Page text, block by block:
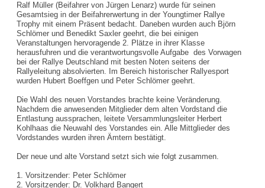
Ralf Müller (Beifahrer von Jürgen Lenarz) wurde für seinen
Gesamtsieg in der Beifahrerwertung in der Youngtimer Rallye
Trophy mit einem Präsent bedacht. Daneben wurden auch Björn
Schlömer und Benedikt Saxler geehrt, die bei einigen
Veranstaltungen hervoragende 2. Plätze in ihrer Klasse
herausfuhren und die verantwortungsvolle Aufgabe des Vorwagen
bei der Rallye Deutschland mit besten Noten seitens der
Rallyeleitung absolvierten. Im Bereich historischer Rallyesport
wurden Hubert Boeffgen und Peter Schlömer geehrt.
Die Wahl des neuen Vorstandes brachte keine Veränderung.
Nachdem die anwesenden Mitglieder dem alten Vordstand die
Entlastung aussprachen, leitete Versammlungsleiter Herbert
Kohlhaas die Neuwahl des Vorstandes ein. Alle Mittglieder des
Vordstandes wurden ihren Ämtern bestätigt.
Der neue und alte Vorstand setzt sich wie folgt zusammen.
1. Vorsitzender: Peter Schlömer
2. Vorsitzender: Dr. Volkhard Bangert